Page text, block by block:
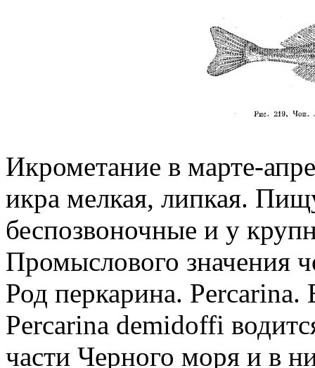
Икрометание в марте-
икра мелкая, липкая.
беспозвоночные и у
Промыслового значения
Род перкарина.
Percarina demidoffi
части Черного моря и в